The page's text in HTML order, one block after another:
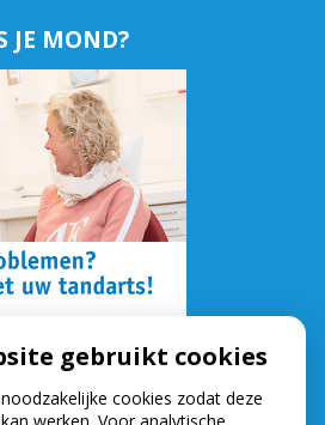
JE MOND?
gebruikt cookies
cookies zodat deze